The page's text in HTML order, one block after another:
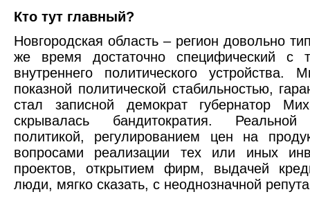
Кто тут главный?
Новгородская область – регион довольно
же время достаточно специфический с
внутреннего политического устройства.
показной политической стабильностью,
стал записной демократ губернатор
скрывалась бандитократия. Реальной
политикой, регулированием цен на
вопросами реализации тех или иных
проектов, открытием фирм, выдачей
люди, мягко сказать, с неоднозначной